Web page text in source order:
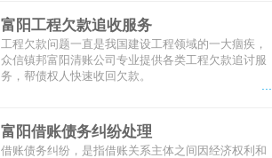
富阳工程欠款追收服务
工程欠款问题一直是我国建设工程领域的一大痼疾，
众信镇邦富阳清账公司专业提供各类工程欠款追讨服
务，帮债权人快速收回欠款。
富阳借账债务纠纷处理
借账债务纠纷，是指借账关系主体之间因经济权利和